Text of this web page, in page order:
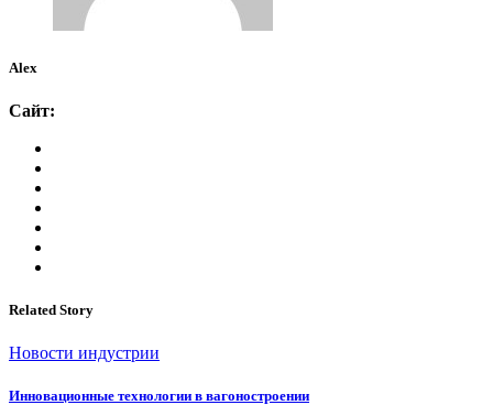
Alex
Сайт:
Related Story
Новости индустрии
Инновационные технологии в вагоностроении